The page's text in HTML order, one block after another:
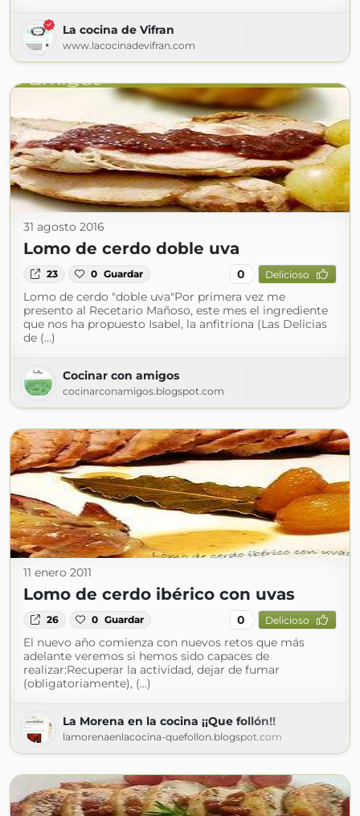
La cocina de Vifran
www.lacocinadevifran.com
31 agosto 2016
Lomo de cerdo doble uva
23 0 Guardar 0 Delicioso
Lomo de cerdo "doble uva"Por primera vez me
presento al Recetario Mañoso, este mes el ingrediente
que nos ha propuesto Isabel, la anfitriona (Las Delicias
de (...)
Cocinar con amigos
cocinarconamigos.blogspot.com
11 enero 2011
Lomo de cerdo ibérico con uvas
26 0 Guardar 0 Delicioso
El nuevo año comienza con nuevos retos que más
adelante veremos si hemos sido capaces de
realizar:Recuperar la actividad, dejar de fumar
(obligatoriamente), (...)
La Morena en la cocina ¡¡Que follón!!
lamorenaenlacocina-quefollon.blogspot.com